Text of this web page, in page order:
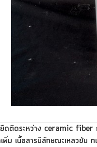
ดติดระหว่าง ceramic fiber
พิ่ม เนื้อสารมีลักษณะเหลวข้น